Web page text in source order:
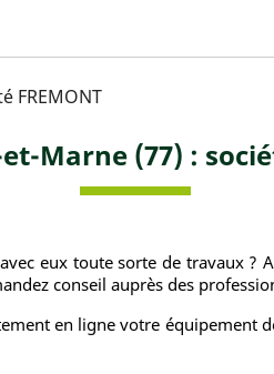
FREMONT
Marne (77) :
eux toute sorte de travaux ?
conseil auprès des
en ligne votre équipement